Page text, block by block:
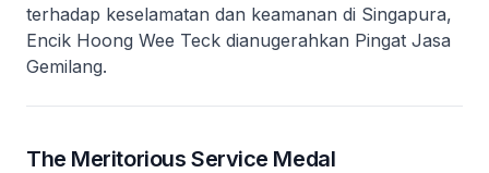
terhadap keselamatan dan keamanan di Singapura,
Encik Hoong Wee Teck dianugerahkan Pingat Jasa
Gemilang.
The Meritorious Service Medal